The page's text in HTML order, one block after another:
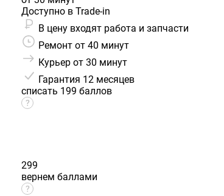
Доступно в Trade-in
В цену входят работа и запчасти
Ремонт от 40 минут
Курьер от 30 минут
Гарантия 12 месяцев
списать 199 баллов
299
вернем баллами